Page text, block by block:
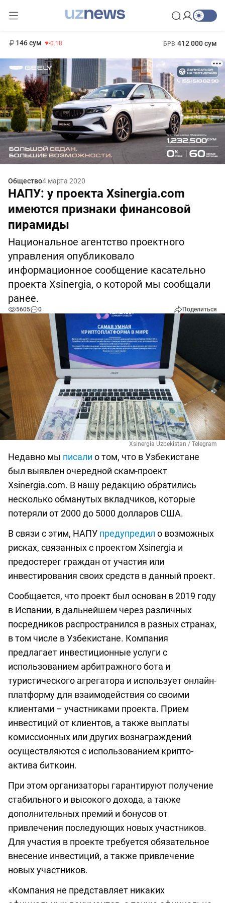
146 сум -0.18 БРВ 412 000 сум
Общество4 марта 2020
НАПУ: у проекта Xsinergia.com
имеются признаки финансовой
пирамиды
Национальное агентство проектного
управления опубликовало
информационное сообщение касательно
проекта Xsinergia, о которой мы сообщали
ранее.
5605 0 Поделиться
Xsinergia Uzbekistan / Telegram
Недавно мы писали о том, что в Узбекистане
был выявлен очередной скам-проект
Xsinergia.com. В нашу редакцию обратились
несколько обманутых вкладчиков, которые
потеряли от 2000 до 5000 долларов США.
В связи с этим, НАПУ предупредил о возможных
рисках, связанных с проектом Xsinergia и
предостерег граждан от участия или
инвестирования своих средств в данный проект.
Сообщается, что проект был основан в 2019 году
в Испании, в дальнейшем через различных
посредников распространился в разных странах,
в том числе в Узбекистане. Компания
предлагает инвестиционные услуги с
использованием арбитражного бота и
туристического агрегатора и использует онлайн-
платформу для взаимодействия со своими
клиентами – участниками проекта. Прием
инвестиций от клиентов, а также выплаты
комиссионных или других вознаграждений
осуществляются с использованием крипто-
актива биткоин.
При этом организаторы гарантируют получение
стабильного и высокого дохода, а также
дополнительных премий и бонусов от
привлечения последующих новых участников.
Для участия в проекте требуется обязательное
внесение инвестиций, а также привлечение
новых участников.
«Компания не представляет никаких